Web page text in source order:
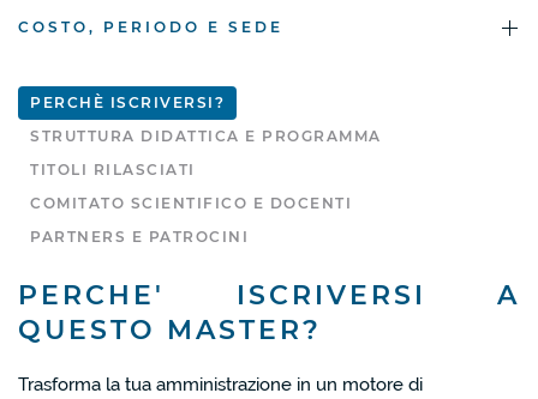
COSTO, PERIODO E SEDE
PERCHÈ ISCRIVERSI?
STRUTTURA DIDATTICA E PROGRAMMA
TITOLI RILASCIATI
COMITATO SCIENTIFICO E DOCENTI
PARTNERS E PATROCINI
PERCHE' ISCRIVERSI A
QUESTO MASTER?
Trasforma la tua amministrazione in un motore di